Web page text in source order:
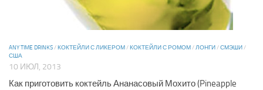
ANY TIME DRINKS/ КОКТЕЙЛИ С ЛИКЕРОМ / КОКТЕЙЛИ С РОМОМ /ЛОНГИ /СМЭШИ /
США
10 ИЮЛ, 2013
Как приготовить коктейль Ананасовый Мохито (Pineapple